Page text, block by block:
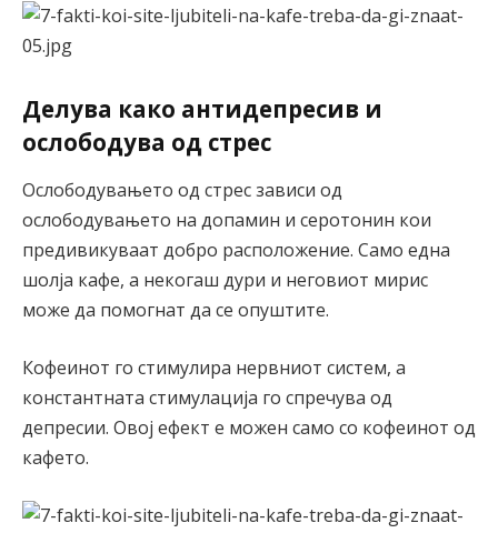
Делува како антидепресив и
ослободува од стрес
Ослободувањето од стрес зависи од
ослободувањето на допамин и серотонин кои
предивикуваат добро расположение. Само една
шолја кафе, а некогаш дури и неговиот мирис
може да помогнат да се опуштите.
Кофеинот го стимулира нервниот систем, а
константната стимулација го спречува од
депресии. Овој ефект е можен само со кофеинот од
кафето.